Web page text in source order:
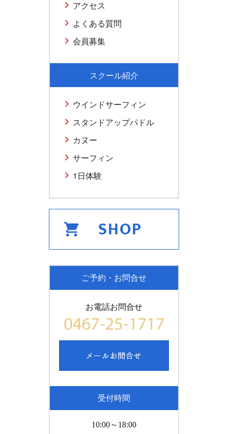
アクセス
よくある質問
会員募集
スクール紹介
ウインドサーフィン
スタンドアップパドル
カヌー
サーフィン
1日体験
ご予約・お問合せ
お電話お問合せ
受付時間
10:00～18:00